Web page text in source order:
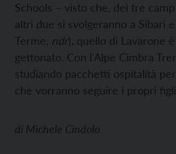
Schools – visto che, dei tre
altri due si svolgeranno a Sibari
Terme, ndr), quello di Lavarone
gettonato. Con l'Alpe Cimbra
studiando pacchetti ospitalità
che vorranno seguire i propri
di Michele Cindolo